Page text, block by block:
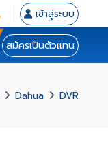
เข้าสู่ระบบ
สมัครเป็นตัวแทน
Dahua DVR